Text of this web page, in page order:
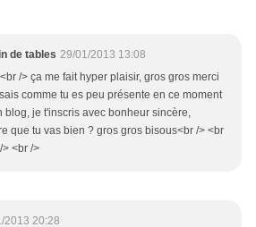
de tables 29/01/2013 13:08
/> ça me fait hyper plaisir, gros gros merci
comme tu es peu présente en ce moment
blog, je t'inscris avec bonheur sincère,
que tu vas bien ? gros gros bisous<br /> <br
> <br />
2013 20:28